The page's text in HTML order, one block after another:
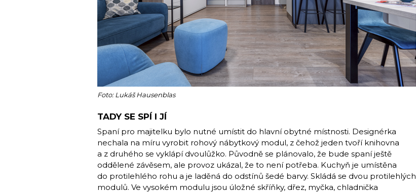
Foto: Lukáš Hausenblas
TADY SE SPÍ I JÍ
Spaní pro majitelku bylo nutné umístit do hlavní obytné místnosti. Designérka
nechala na míru vyrobit rohový nábytkový modul, z čehož jeden tvoří knihovna
a z druhého se vyklápí dvoulůžko. Původně se plánovalo, že bude spaní ještě
oddělené závěsem, ale provoz ukázal, že to není potřeba. Kuchyň je umístěna
do protilehlého rohu a je laděná do odstínů šedé barvy. Skládá se dvou protilehlých
modulů. Ve vysokém modulu jsou úložné skříňky, dřez, myčka, chladnička